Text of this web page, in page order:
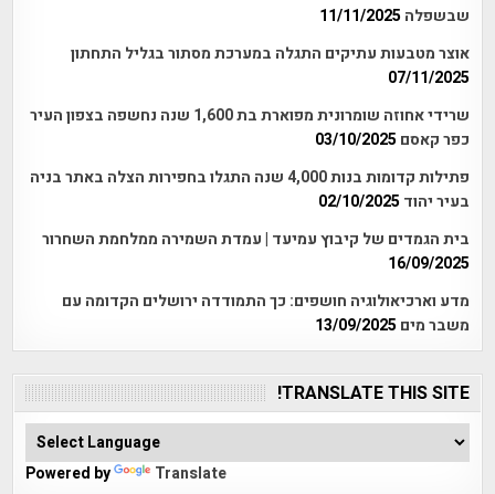
שבשפלה 11/11/2025
אוצר מטבעות עתיקים התגלה במערכת מסתור בגליל התחתון
07/11/2025
שרידי אחוזה שומרונית מפוארת בת 1,600 שנה נחשפה בצפון העיר
כפר קאסם 03/10/2025
פתילות קדומות בנות 4,000 שנה התגלו בחפירות הצלה באתר בניה
בעיר יהוד 02/10/2025
בית הגמדים של קיבוץ עמיעד | עמדת השמירה ממלחמת השחרור
16/09/2025
מדע וארכיאולוגיה חושפים: כך התמודדה ירושלים הקדומה עם
משבר מים 13/09/2025
TRANSLATE THIS SITE!
Powered by Translate